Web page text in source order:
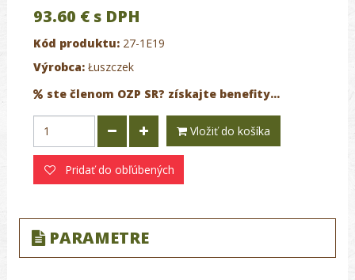
93.60 € s DPH
Kód produktu: 27-1E19
Výrobca: Łuszczek
ste členom OZP SR? získajte benefity...
Vložiť do košíka
Pridať do obľúbených
PARAMETRE